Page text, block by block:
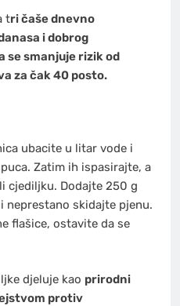
tri čaše dnevno
i dobrog
se smanjuje rizik od
za čak 40 posto.
ubacite u litar vode i
Zatim ih ispasirajte, a
cjediljku. Dodajte 250 g
neprestano skidajte pjenu.
flašice, ostavite da se
djeluje kao prirodni
protiv